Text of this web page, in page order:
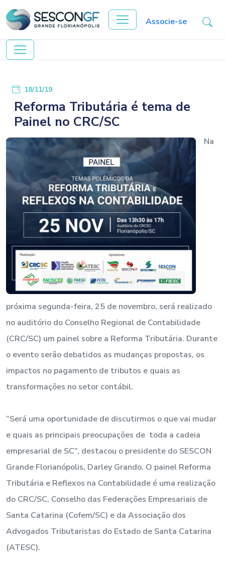
Associe-se
18/11/19
Reforma Tributária é tema de
Painel no CRC/SC
Na
próxima segunda-feira, 25 de novembro, será realizado
no auditório do Conselho Regional de Contabilidade
(CRC/SC) um painel sobre a Reforma Tributária. Durante
o evento serão debatidos as mudanças propostas, os
impactos no pagamento de tributos e quais as
transformações no setor contábil.
“Será uma oportunidade de discutirmos o que vai mudar
e quais as principais preocupações de toda a cadeia
empresarial de SC”, destacou o presidente do SESCON
Grande Florianópolis, Darley Grando. O painel Reforma
Tributária e Reflexos na Contabilidade é uma realização
do CRC/SC, Conselho das Federações Empresariais de
Santa Catarina (Cofem/SC) e da Associação dos
Advogados Tributaristas do Estado de Santa Catarina
(ATESC).